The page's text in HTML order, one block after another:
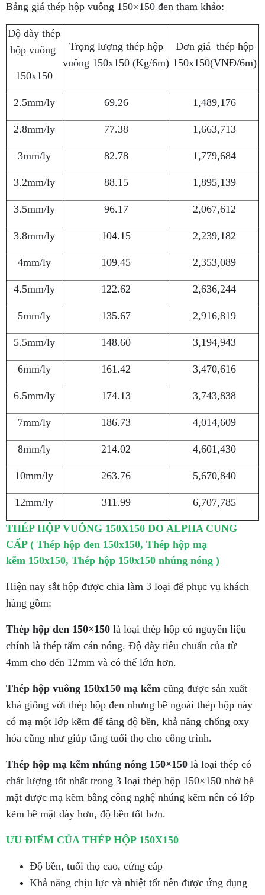
Bảng giá thép hộp vuông 150×150 đen tham khảo:
Độ dày thép
hộp vuông
150x150
Trọng lượng thép hộp
vuông 150x150 (Kg/6m)
Đơn giá thép hộp
150x150(VNĐ/6m)
2.5mm/ly 69.26 1,489,176
2.8mm/ly 77.38 1,663,713
3mm/ly 82.78 1,779,684
3.2mm/ly 88.15 1,895,139
3.5mm/ly 96.17 2,067,612
3.8mm/ly 104.15 2,239,182
4mm/ly 109.45 2,353,089
4.5mm/ly 122.62 2,636,244
5mm/ly 135.67 2,916,819
5.5mm/ly 148.60 3,194,943
6mm/ly 161.42 3,470,616
6.5mm/ly 174.13 3,743,838
7mm/ly 186.73 4,014,609
8mm/ly 214.02 4,601,430
10mm/ly 263.76 5,670,840
12mm/ly 311.99 6,707,785
THÉP HỘP VUÔNG 150X150 DO ALPHA CUNG
CẤP ( Thép hộp đen 150x150, Thép hộp mạ
kẽm 150x150, Thép hộp 150x150 nhúng nóng )
Hiện nay sắt hộp được chia làm 3 loại để phục vụ khách
hàng gồm:
Thép hộp đen 150×150 là loại thép hộp có nguyên liệu
chính là thép tấm cán nóng. Độ dày tiêu chuẩn của từ
4mm cho đến 12mm và có thể lớn hơn.
Thép hộp vuông 150x150 mạ kẽm cũng được sản xuất
khá giống với thép hộp đen nhưng bề ngoài thép hộp này
có mạ một lớp kẽm để tăng độ bền, khả năng chống oxy
hóa cũng như giúp tăng tuổi thọ cho công trình.
Thép hộp mạ kẽm nhúng nóng 150×150 là loại thép có
chất lượng tốt nhất trong 3 loại thép hộp 150×150 nhờ bề
mặt được mạ kẽm bằng công nghệ nhúng kẽm nên có lớp
kẽm bề mặt dày hơn, độ bền tốt hơn.
ƯU ĐIỂM CỦA THÉP HỘP 150X150
Độ bền, tuổi thọ cao, cứng cáp
Khả năng chịu lực và nhiệt tốt nên được ứng dụng